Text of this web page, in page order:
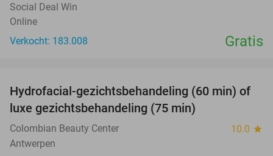
Social Deal Win
Online
Verkocht: 183.008
Gratis
59%
Hydrofacial-gezichtsbehandeling (60 min) of
luxe gezichtsbehandeling (75 min)
Colombian Beauty Center 10.0 star
Antwerpen